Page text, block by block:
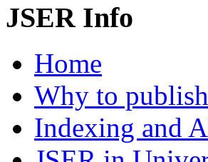
JSER Info
Home
Why to
Indexing and